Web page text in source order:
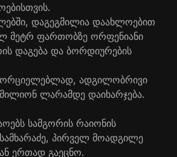
დაგეგმილია დაახლოებით
მეტრ ფართობზე ორფენიანი
დაგება და ბორდიურების
ადგილობრივი
ლარამდე დაიხარჯება.
სამგორის რაიონის
სამხარაძე, პირველ მოადგილე
ერთად გაეცნო.